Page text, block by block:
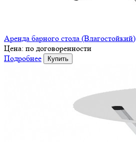
Аренда барного стола (Влагостойкий)
Цена: по договоренности
Подробнее
Купить